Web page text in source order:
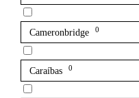
Cameronbridge 0
Caraíbas 0